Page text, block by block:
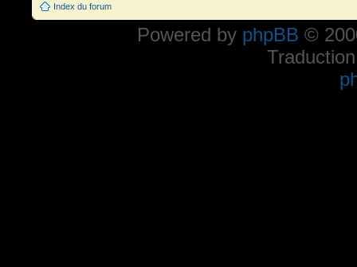
Index du forum
Powered by phpBB ©